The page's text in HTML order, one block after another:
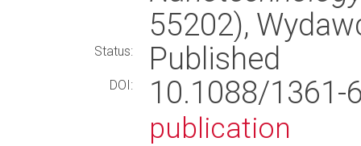
55202),
Status: Published
DOI: 10.1088/
publication